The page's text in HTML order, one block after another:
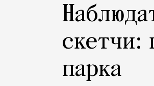
скетчи:
парка